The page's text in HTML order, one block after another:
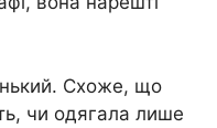
Схоже, що
чи одягала лише